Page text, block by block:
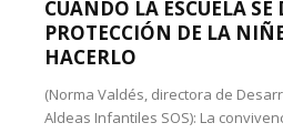
CUANDO LA ESCUELA
PROTECCIÓN DE LA
HACERLO
(Norma Valdés, directora de
Aldeas Infantiles SOS): La